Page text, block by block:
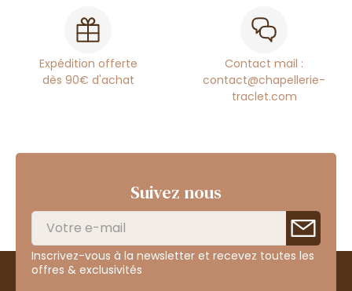
Expédition offerte
dès 90€ d'achat
Contact mail :
contact@chapellerie-
traclet.com
Suivez nous
Inscrivez-vous à la newsletter et recevez toutes les
offres & exclusivités